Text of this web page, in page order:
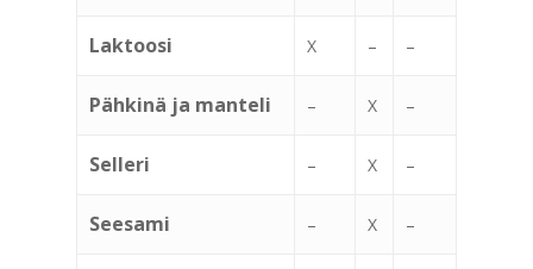
Laktoosi X – –
Pähkinä ja manteli – X –
Selleri – X –
Seesami – X –